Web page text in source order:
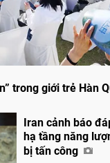
trong giới trẻ Hàn
Iran cảnh báo
hạ tầng năng
bị tấn công